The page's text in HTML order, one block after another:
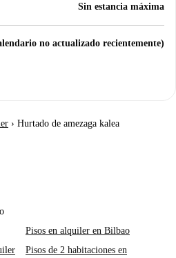
Sin estancia máxima
no actualizado recientemente)
› Hurtado de amezaga kalea
Pisos en alquiler en Bilbao
Pisos de 2 habitaciones en